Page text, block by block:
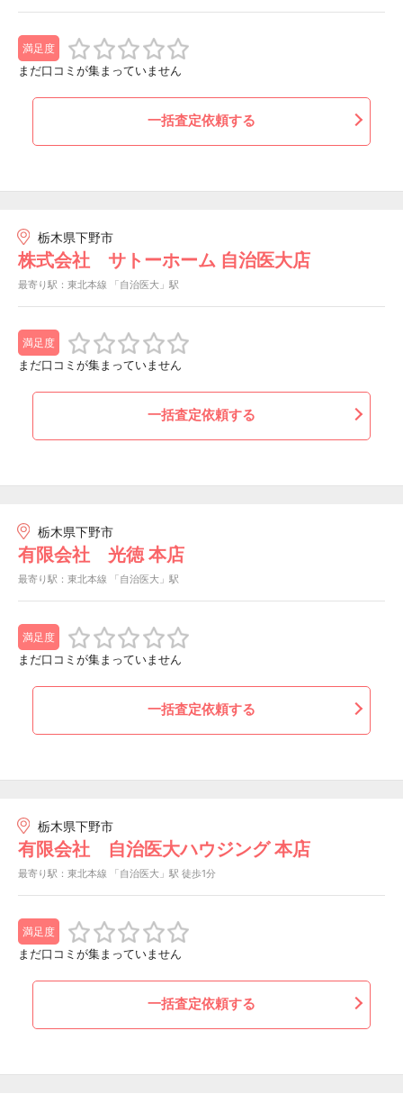
満足度
まだ口コミが集まっていません
一括査定依頼する
栃木県下野市
株式会社 サトーホーム 自治医大店
最寄り駅：東北本線 「自治医大」駅
満足度
まだ口コミが集まっていません
一括査定依頼する
栃木県下野市
有限会社 光徳 本店
最寄り駅：東北本線 「自治医大」駅
満足度
まだ口コミが集まっていません
一括査定依頼する
栃木県下野市
有限会社 自治医大ハウジング 本店
最寄り駅：東北本線 「自治医大」駅 徒歩1分
満足度
まだ口コミが集まっていません
一括査定依頼する